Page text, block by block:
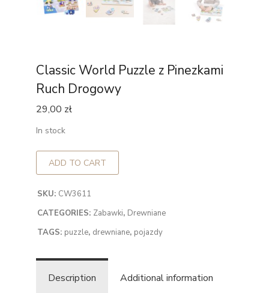
Classic World Puzzle z Pinezkami
Ruch Drogowy
29,00 zł
In stock
ADD TO CART
SKU: CW3611
CATEGORIES: Zabawki, Drewniane
TAGS: puzzle, drewniane, pojazdy
Description Additional information